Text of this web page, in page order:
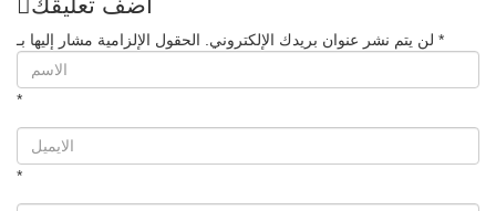
لن يتم نشر عنوان بريدك الإلكتروني. الحقول الإلزامية مشار إليها بـ *
*
*